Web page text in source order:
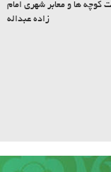
کوچه ها و معابر شهری امام
زاده عبداله